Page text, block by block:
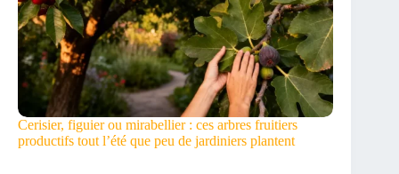
Cerisier, figuier ou mirabellier : ces arbres fruitiers
productifs tout l’été que peu de jardiniers plantent